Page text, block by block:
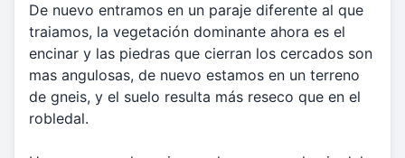
De nuevo entramos en un paraje diferente al que
traiamos, la vegetación dominante ahora es el
encinar y las piedras que cierran los cercados son
mas angulosas, de nuevo estamos en un terreno
de gneis, y el suelo resulta más reseco que en el
robledal.